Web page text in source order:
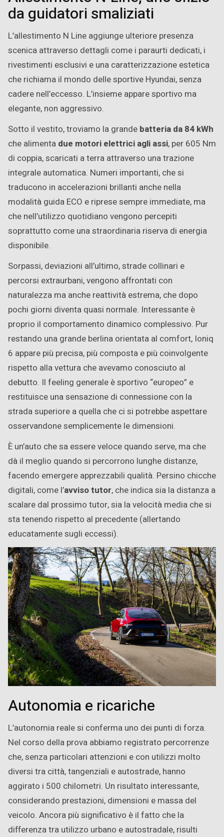
da guidatori smaliziati
L’allestimento N Line aggiunge ulteriore presenza
scenica attraverso dettagli come i paraurti dedicati, i
rivestimenti esclusivi e una caratterizzazione estetica
che richiama il mondo delle sportive Hyundai, senza
cadere nell’eccesso. L’insieme appare sportivo ma
elegante, non aggressivo.
Sotto il vestito, troviamo la grande batteria da 84 kWh
che alimenta due motori elettrici agli assi, per 605 Nm
di coppia, scaricati a terra attraverso una trazione
integrale automatica. Numeri importanti, che si
traducono in accelerazioni brillanti anche nella
modalità guida ECO e riprese sempre immediate, ma
che nell’utilizzo quotidiano vengono percepiti
soprattutto come una straordinaria riserva di energia
disponibile.
Sorpassi, deviazioni all’ultimo, strade collinari e
percorsi extraurbani, vengono affrontati con
naturalezza ma anche reattività estrema, che dopo
pochi giorni diventa quasi normale. Interessante è
proprio il comportamento dinamico complessivo. Pur
restando una grande berlina orientata al comfort, Ioniq
6 appare più precisa, più composta e più coinvolgente
rispetto alla vettura che avevamo conosciuto al
debutto. Il feeling generale è sportivo “europeo” e
restituisce una sensazione di connessione con la
strada superiore a quella che ci si potrebbe aspettare
osservandone semplicemente le dimensioni.
È un’auto che sa essere veloce quando serve, ma che
dà il meglio quando si percorrono lunghe distanze,
facendo emergere apprezzabili qualità. Persino chicche
digitali, come l’avviso tutor, che indica sia la distanza a
scalare dal prossimo tutor, sia la velocità media che si
sta tenendo rispetto al precedente (allertando
educatamente sugli eccessi).
Autonomia e ricariche
L’autonomia reale si conferma uno dei punti di forza.
Nel corso della prova abbiamo registrato percorrenze
che, senza particolari attenzioni e con utilizzi molto
diversi tra città, tangenziali e autostrade, hanno
aggirato i 500 chilometri. Un risultato interessante,
considerando prestazioni, dimensioni e massa del
veicolo. Ancora più significativo è il fatto che la
differenza tra utilizzo urbano e autostradale, risulti